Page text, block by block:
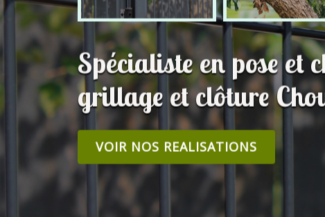
Spécialiste en pose et
grillage et clôture
VOIR NOS REALISATIONS